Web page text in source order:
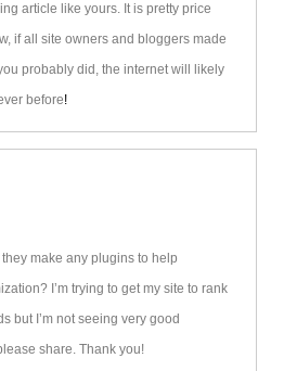
article like yours. It is pretty price
if all site owners and bloggers made
probably did, the internet will likely
before!
make any plugins to help
I’m trying to get my site to rank
but I’m not seeing very good
share. Thank you!